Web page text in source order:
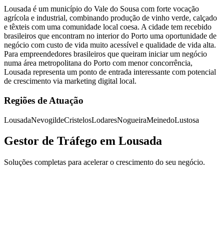
Lousada é um município do Vale do Sousa com forte vocação
agrícola e industrial, combinando produção de vinho verde, calçado
e têxteis com uma comunidade local coesa. A cidade tem recebido
brasileiros que encontram no interior do Porto uma oportunidade de
negócio com custo de vida muito acessível e qualidade de vida alta.
Para empreendedores brasileiros que queiram iniciar um negócio
numa área metropolitana do Porto com menor concorrência,
Lousada representa um ponto de entrada interessante com potencial
de crescimento via marketing digital local.
Regiões de Atuação
LousadaNevogildeCristelosLodaresNogueiraMeinedoLustosa
Gestor de Tráfego em Lousada
Soluções completas para acelerar o crescimento do seu negócio.